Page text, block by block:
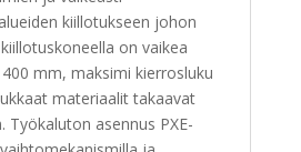
kiillotukseen johon
on vaikea
mm, maksimi kierrosluku
materiaalit takaavat
Työkaluton asennus PXE-